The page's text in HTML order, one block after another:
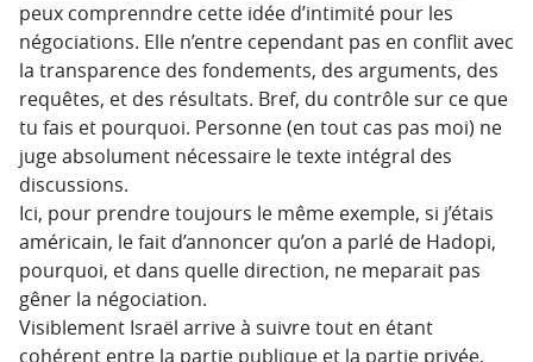
peux comprenndre cette idée d’intimité pour les
négociations. Elle n’entre cependant pas en conflit avec
la transparence des fondements, des arguments, des
requêtes, et des résultats. Bref, du contrôle sur ce que
tu fais et pourquoi. Personne (en tout cas pas moi) ne
juge absolument nécessaire le texte intégral des
discussions.
Ici, pour prendre toujours le même exemple, si j’étais
américain, le fait d’annoncer qu’on a parlé de Hadopi,
pourquoi, et dans quelle direction, ne meparait pas
gêner la négociation.
Visiblement Israël arrive à suivre tout en étant
cohérent entre la partie publique et la partie privée,